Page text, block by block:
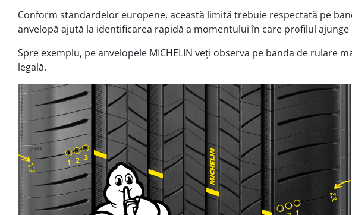
Conform standardelor europene, această limită trebuie respectată pe
anvelopă ajută la identificarea rapidă a momentului în care profilul ajunge
Spre exemplu, pe anvelopele MICHELIN veți observa pe banda de
legală.